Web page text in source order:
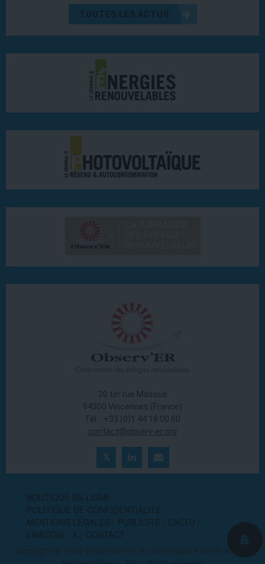
TOUTES LES ACTUS
20 ter rue Massue
94300 Vincennes (France)
Tél. : +33 (0)1 44 18 00 80
contact@observ-er.org
BOUTIQUE EN LIGNE
POLITIQUE DE CONFIDENTIALITÉ
MENTIONS LÉGALES
PUBLICITÉ
L’ACTU
LINKEDIN
X CONTACT
Copyright © 1985-2026 Observ'ER, Observatoire des Énergies